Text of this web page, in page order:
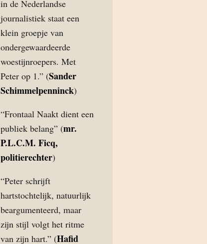
in de Nederlandse
journalistiek staat een
klein groepje van
ondergewaardeerde
woestijnroepers. Met
Peter op 1.” (Sander
Schimmelpenninck)
“Frontaal Naakt dient een
publiek belang” (mr.
P.L.C.M. Ficq,
politierechter)
“Peter schrijft
hartstochtelijk, natuurlijk
beargumenteerd, maar
zijn stijl volgt het ritme
van zijn hart.” (Hafid